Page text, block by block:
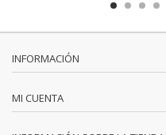
INFORMACIÓN
MI CUENTA